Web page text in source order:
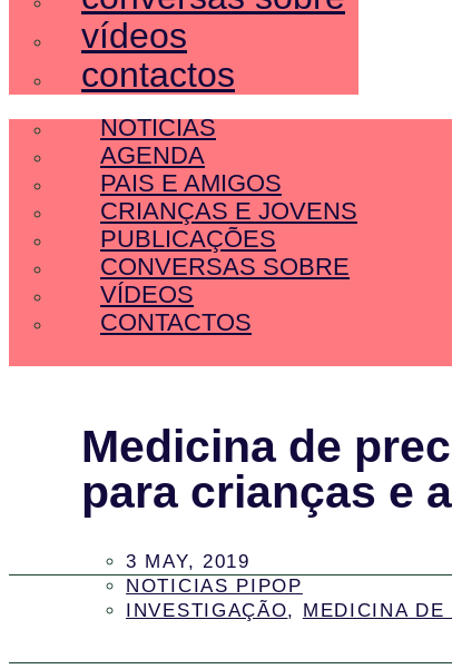
vídeos
contactos
SOBRE NÓS
NOTÍCIAS
AGENDA
PAIS E AMIGOS
CRIANÇAS E JOVENS
PUBLICAÇÕES
CONVERSAS SOBRE
VÍDEOS
CONTACTOS
Medicina de
para crianças e
3 MAY, 2019
NOTICIAS PIPOP
INVESTIGAÇÃO, MEDICINA DE